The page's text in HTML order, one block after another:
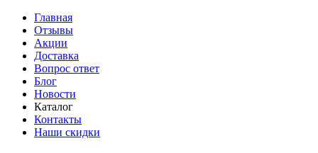
Главная
Отзывы
Акции
Доставка
Вопрос ответ
Блог
Новости
Каталог
Контакты
Наши скидки